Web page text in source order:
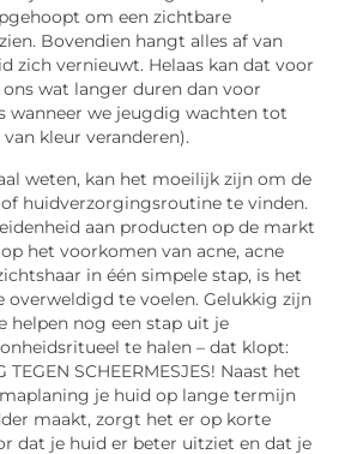
om een zichtbare
Bovendien hangt alles af van
zich vernieuwt. Helaas kan dat voor
wat langer duren dan voor
wanneer we jeugdig wachten tot
kleur veranderen).
weten, kan het moeilijk zijn om de
huidverzorgingsroutine te vinden.
aan producten op de markt
het voorkomen van acne, acne
in één simpele stap, is het
overweldigd te voelen. Gelukkig zijn
helpen nog een stap uit je
te halen – dat klopt:
TEGEN SCHEERMESJES! Naast het
je huid op lange termijn
maakt, zorgt het er op korte
dat je huid er beter uitziet en dat je